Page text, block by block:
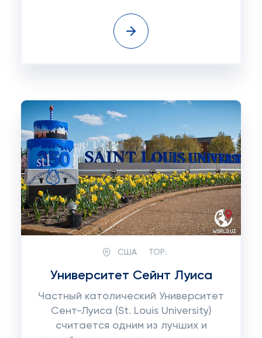
США TOP:
Университет Сейнт Луиса
Частный католический Университет
Сент-Луиса (St. Louis University)
считается одним из лучших и